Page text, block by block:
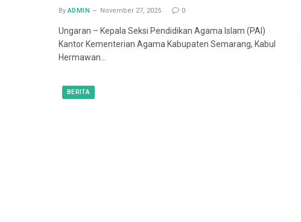
By ADMIN November 27, 2025 0
Ungaran – Kepala Seksi Pendidikan Agama Islam (PAI)
Kantor Kementerian Agama Kabupaten Semarang, Kabul
Hermawan…
BERITA